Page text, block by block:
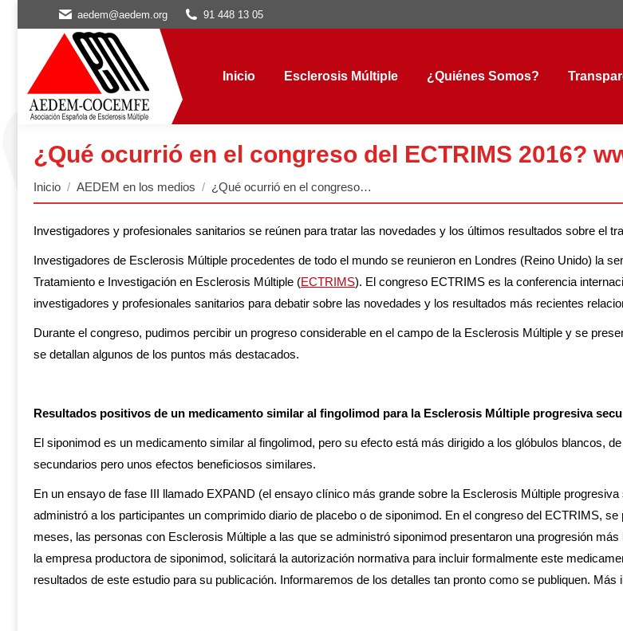
aedem@aedem.org 91 448 13 05
Inicio Esclerosis Múltiple ¿Quiénes Somos?
¿Qué ocurrió en el congreso del ECTRIMS 2016?
Estás aquí:
Inicio AEDEM en los medios ¿Qué ocurrió en el congreso…
Investigadores y profesionales sanitarios se reúnen para tratar las novedades y los últimos resultados sobre el
Investigadores de Esclerosis Múltiple procedentes de todo el mundo se reunieron en Londres (Reino Unido) la
Tratamiento e Investigación en Esclerosis Múltiple (ECTRIMS). El congreso ECTRIMS es la conferencia
investigadores y profesionales sanitarios para debatir sobre las novedades y los resultados más recientes
Durante el congreso, pudimos percibir un progreso considerable en el campo de la Esclerosis Múltiple y se
se detallan algunos de los puntos más destacados.
Resultados positivos de un medicamento similar al fingolimod para la Esclerosis Múltiple progresiva
El siponimod es un medicamento similar al fingolimod, pero su efecto está más dirigido a los glóbulos blancos,
secundarios pero unos efectos beneficiosos similares.
En un ensayo de fase III llamado EXPAND (el ensayo clínico más grande sobre la Esclerosis Múltiple
administró a los participantes un comprimido diario de placebo o de siponimod. En el congreso del ECTRIMS,
meses, las personas con Esclerosis Múltiple a las que se administró siponimod presentaron una progresión
la empresa productora de siponimod, solicitará la autorización normativa para incluir formalmente este
resultados de este estudio para su publicación. Informaremos de los detalles tan pronto como se publiquen. Más